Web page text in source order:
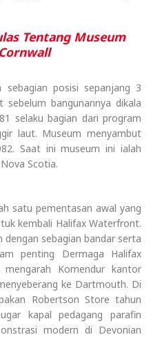
Tentang Museum
sebagian posisi sepanjang 3
bangunannya dikala
selaku bagian dari program
laut. Museum menyambut
Saat ini museum ini ialah
Scotia.
satu pementasan awal yang
kembali Halifax Waterfront.
dengan sebagian bandar serta
penting Dermaga Halifax
Komendur kantor
ke Dartmouth. Di
Robertson Store tahun
kapal pedagang parafin
modern di Devonian